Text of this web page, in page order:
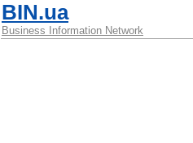
BIN.ua
Business Information Network